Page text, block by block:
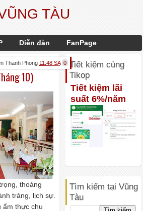
TÀU
Diễn đàn FanPage
Thanh Phong 11:48 SA 0
10)
thoáng
tráng, lịch sự.
ẩm thực chu
Tiết kiệm cùng
Tikop
Tiết kiệm lãi
suất 6%/năm
Tìm kiếm tại Vũng
Tàu